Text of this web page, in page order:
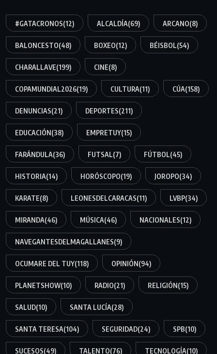
#GATACRONOS(12) ALCALDÍA(69) ARCANO(8)
BALONCESTO(48) BOXEO(12) BÉISBOL(54)
CHARALLAVE(199) CINE(8)
COPAMUNDIAL2026(19) CULTURA(11) CÚA(158)
DENUNCIAS(21) DEPORTES(211)
EDUCACIÓN(38) EMPRETUY(15)
FARÁNDULA(36) FUTSAL(7) FÚTBOL(45)
HISTORIA(14) HORÓSCOPO(19) JOROPO(34)
KARATE(8) LEONESDELCARACAS(11) LVBP(34)
MIRANDA(46) MÚSICA(46) NACIONALES(12)
NAVEGANTESDELMAGALLANES(9)
OCUMARE DEL TUY(118) OPINIÓN(94)
PLANETSHOW(10) RADIO(21) RELIGIÓN(15)
SALUD(10) SANTA LUCÍA(28)
SANTA TERESA(104) SEGURIDAD(24) SPB(10)
SUCESOS(49) TALENTO(76) TECNOLOGÍA(10)